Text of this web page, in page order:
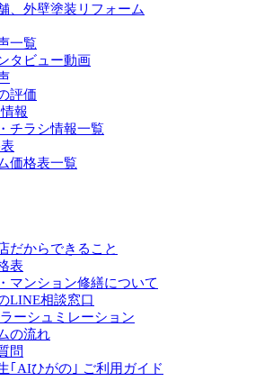
、外壁塗装リフォーム
一覧
タビュー動画
評価
報
チラシ情報一覧
価格表一覧
だからできること
表
マンション修繕について
LINE相談窓口
ーシュミレーション
の流れ
問
｢AIひがの｣ ご利用ガイド